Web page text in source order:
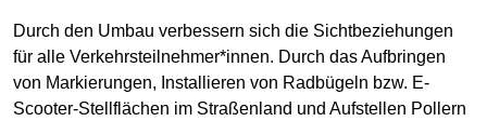
Durch den Umbau verbessern sich die Sichtbeziehungen
für alle Verkehrsteilnehmer*innen. Durch das Aufbringen
von Markierungen, Installieren von Radbügeln bzw. E-
Scooter-Stellflächen im Straßenland und Aufstellen Pollern